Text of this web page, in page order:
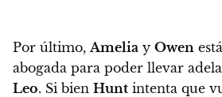
Por último, Amelia y Owen
abogada para poder llevar
Leo. Si bien Hunt intenta que